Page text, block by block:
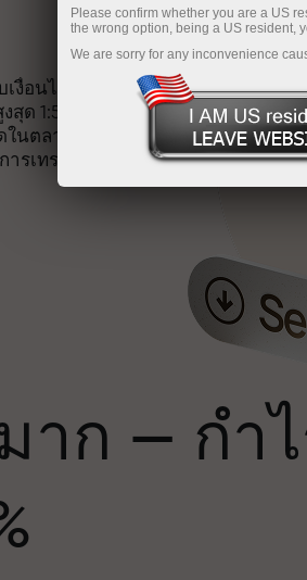
เงื่อนไขที่แข่งขัน
สุด 1:5000 สเปร
นตลาด รวมถึง
รเทรดหุ้นและ
Loprais นำความ
การเทรด ใน
ดาลใจให้ลูกค้า
าก — กำ
Please confirm whether you are a US
the wrong option, being a US resident,
We are sorry for any inconvenience